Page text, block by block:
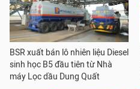
BSR xuất bán lô nhiên liệu Diesel
sinh học B5 đầu tiên từ Nhà
máy Lọc dầu Dung Quất